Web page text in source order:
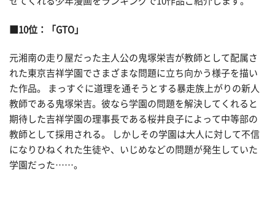
■10位：「GTO」
元湘南の走り屋だった主人公の鬼塚栄吉が教師として配属さ
れた東京吉祥学園でさまざまな問題に立ち向かう様子を描い
た作品。 まっすぐに道理を通そうとする暴走族上がりの新人
教師である鬼塚栄吉。彼なら学園の問題を解決してくれると
期待した吉祥学園の理事長である桜井良子によって中等部の
教師として採用される。 しかしその学園は大人に対して不信
になりひねくれた生徒や、いじめなどの問題が発生していた
学園だった……。